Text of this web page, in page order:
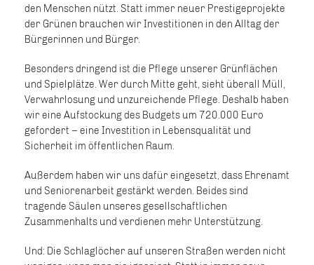
den Menschen nützt. Statt immer neuer Prestigeprojekte
der Grünen brauchen wir Investitionen in den Alltag der
Bürgerinnen und Bürger.
Besonders dringend ist die Pflege unserer Grünflächen
und Spielplätze. Wer durch Mitte geht, sieht überall Müll,
Verwahrlosung und unzureichende Pflege. Deshalb haben
wir eine Aufstockung des Budgets um 720.000 Euro
gefordert – eine Investition in Lebensqualität und
Sicherheit im öffentlichen Raum.
Außerdem haben wir uns dafür eingesetzt, dass Ehrenamt
und Seniorenarbeit gestärkt werden. Beides sind
tragende Säulen unseres gesellschaftlichen
Zusammenhalts und verdienen mehr Unterstützung.
Und: Die Schlaglöcher auf unseren Straßen werden nicht